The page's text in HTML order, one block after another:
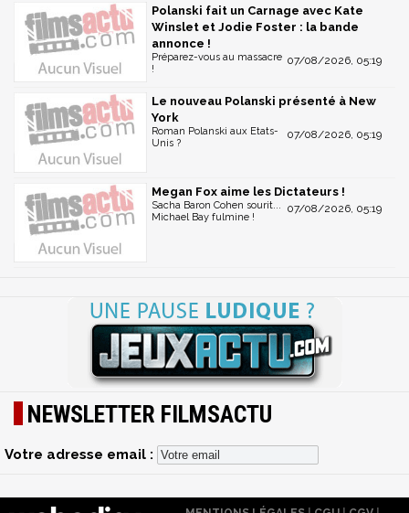
Polanski fait un Carnage avec Kate
Winslet et Jodie Foster : la bande
annonce !
07/08/2026, 05:19
Préparez-vous au massacre
!
Le nouveau Polanski présenté à New
York
07/08/2026, 05:19
Roman Polanski aux Etats-
Unis ?
Megan Fox aime les Dictateurs !
07/08/2026, 05:19
Sacha Baron Cohen sourit...
Michael Bay fulmine !
NEWSLETTER FILMSACTU
Votre adresse email :